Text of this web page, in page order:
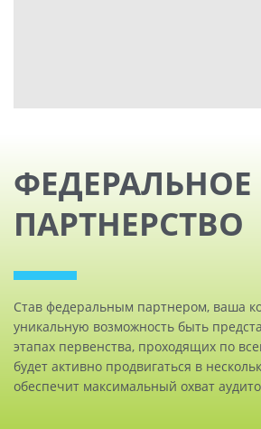
ФЕДЕРАЛЬНОЕ
ПАРТНЕРСТВО
Став федеральным партнером, ваша
уникальную возможность быть
этапах первенства, проходящих по
будет активно продвигаться в
обеспечит максимальный охват